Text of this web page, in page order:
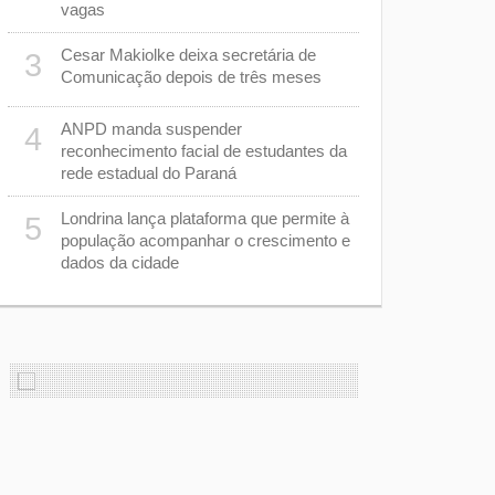
vagas
3
Cesar Makiolke deixa secretária de
Comunicação depois de três meses
4
ANPD manda suspender
reconhecimento facial de estudantes da
rede estadual do Paraná
5
Londrina lança plataforma que permite à
população acompanhar o crescimento e
dados da cidade